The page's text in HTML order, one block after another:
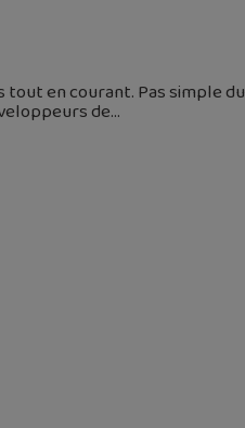
tout en courant. Pas simple du
de